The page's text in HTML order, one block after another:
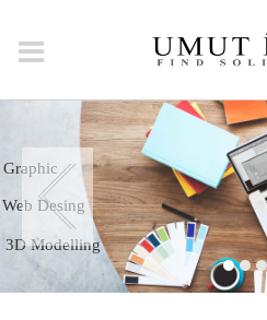
3D Modelling
Graphic
Web Desing